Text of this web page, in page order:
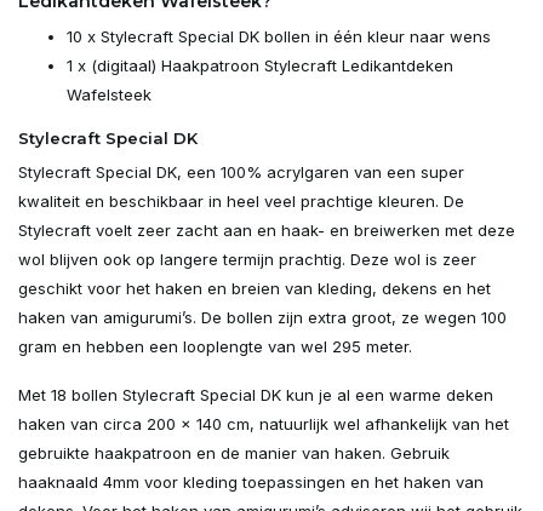
Uitverkocht
Uitverkocht
Uitverkocht
Uitverkocht
Uitverkocht
10 x Stylecraft Special DK bollen in één kleur naar wens
1 x (digitaal) Haakpatroon Stylecraft Ledikantdeken
Wafelsteek
Stylecraft Special DK
Stylecraft Special DK, een 100% acrylgaren van een super
kwaliteit en beschikbaar in heel veel prachtige kleuren. De
Stylecraft voelt zeer zacht aan en haak- en breiwerken met deze
wol blijven ook op langere termijn prachtig. Deze wol is zeer
geschikt voor het haken en breien van kleding, dekens en het
haken van amigurumi’s. De bollen zijn extra groot, ze wegen 100
gram en hebben een looplengte van wel 295 meter.
Met 18 bollen Stylecraft Special DK kun je al een warme deken
haken van circa 200 x 140 cm, natuurlijk wel afhankelijk van het
gebruikte haakpatroon en de manier van haken. Gebruik
haaknaald 4mm voor kleding toepassingen en het haken van